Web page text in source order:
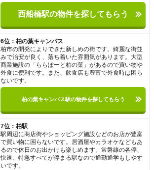
西船橋駅の物件を探してもらう
6位：柏の葉キャンパス
柏市の開発によりできた新しめの街です。綺麗な街並
みで治安が良く、落ち着いた雰囲気があります。大型
商業施設の「ららぽーと柏の葉」があるので買い物や
外食に便利です。また、飲食店も豊富で外食時は困ら
ないです。
柏の葉キャンパス駅の物件を探してもらう
7位：柏駅
駅周辺に商店街やショッピング施設などのお店が豊富
で買い物に困らないです。居酒屋やカラオケなどもあ
るので休日のお出かけも楽しめます。常磐線の各停、
快速、特急すべてが停まる駅なので通勤通学もしやす
いです。